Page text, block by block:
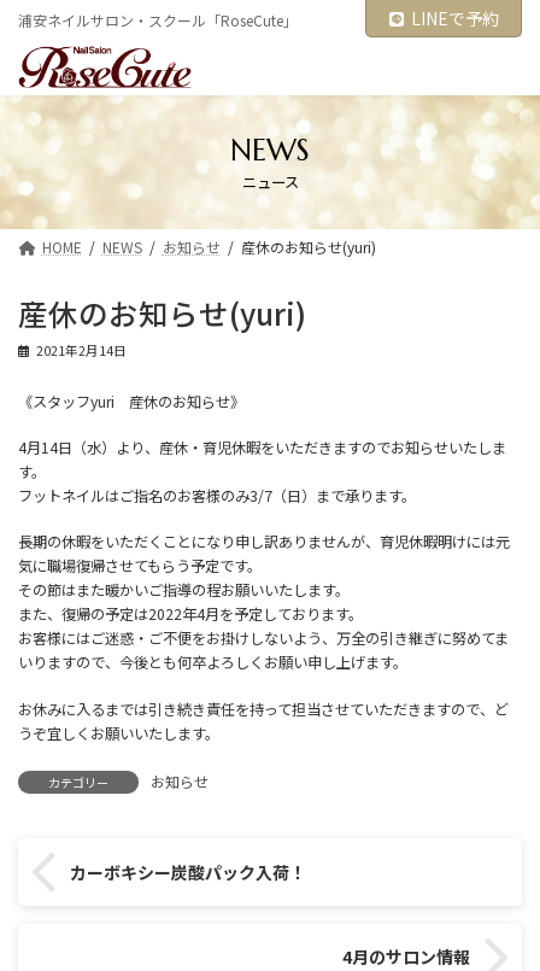
ツ
キ
ッ
シ
に
移
浦安ネイルサロン・スクール「RoseCute」 LINEで予約
NEWS
ニュース
HOME NEWS お知らせ 産休のお知らせ(yuri)
産休のお知らせ(yuri)
2021年2月14日
《スタッフyuri 産休のお知らせ》
4月14日（水）より、産休・育児休暇をいただきますのでお知らせいたしま
す。
フットネイルはご指名のお客様のみ3/7（日）まで承ります。
長期の休暇をいただくことになり申し訳ありませんが、育児休暇明けには元
気に職場復帰させてもらう予定です。
その節はまた暖かいご指導の程お願いいたします。
また、復帰の予定は2022年4月を予定しております。
お客様にはご迷惑・ご不便をお掛けしないよう、万全の引き継ぎに努めてま
いりますので、今後とも何卒よろしくお願い申し上げます。
お休みに入るまでは引き続き責任を持って担当させていただきますので、ど
うぞ宜しくお願いいたします。
カテゴリー お知らせ
カーボキシー炭酸パック入荷！
4月のサロン情報